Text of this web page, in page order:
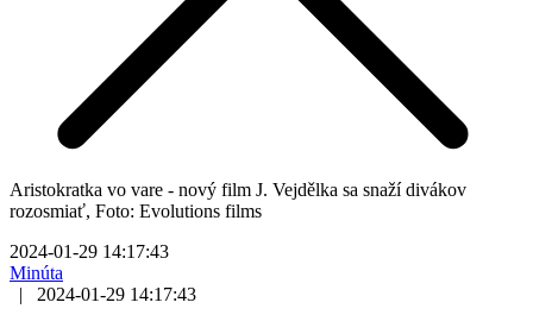
Aristokratka vo vare - nový film J. Vejdělka sa snaží divákov
rozosmiať, Foto: Evolutions films
2024-01-29 14:17:43
Minúta
|
2024-01-29 14:17:43